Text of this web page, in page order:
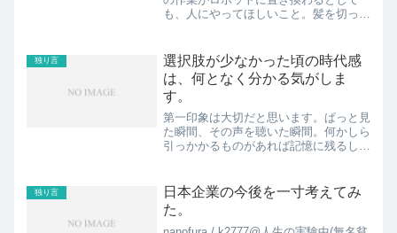
も、人にやってほしいこと。髪を切って
ゆる産業の作業がロボットに置き換わる
としても、人にやってほしい...
独り言
選択肢が少なかった頃の時代感
は、何となく分かる気がしま
す。
第一印象は大切だと思います。ぱっと見
た瞬間、その声を聴いた瞬間。何かしら
引っかかるものがあれば記憶に残るし、
った頃の時代感は、何となく分かる気が
します。好きな子が聴いて...
独り言
日本企業の今後を一寸考えてみ
た。